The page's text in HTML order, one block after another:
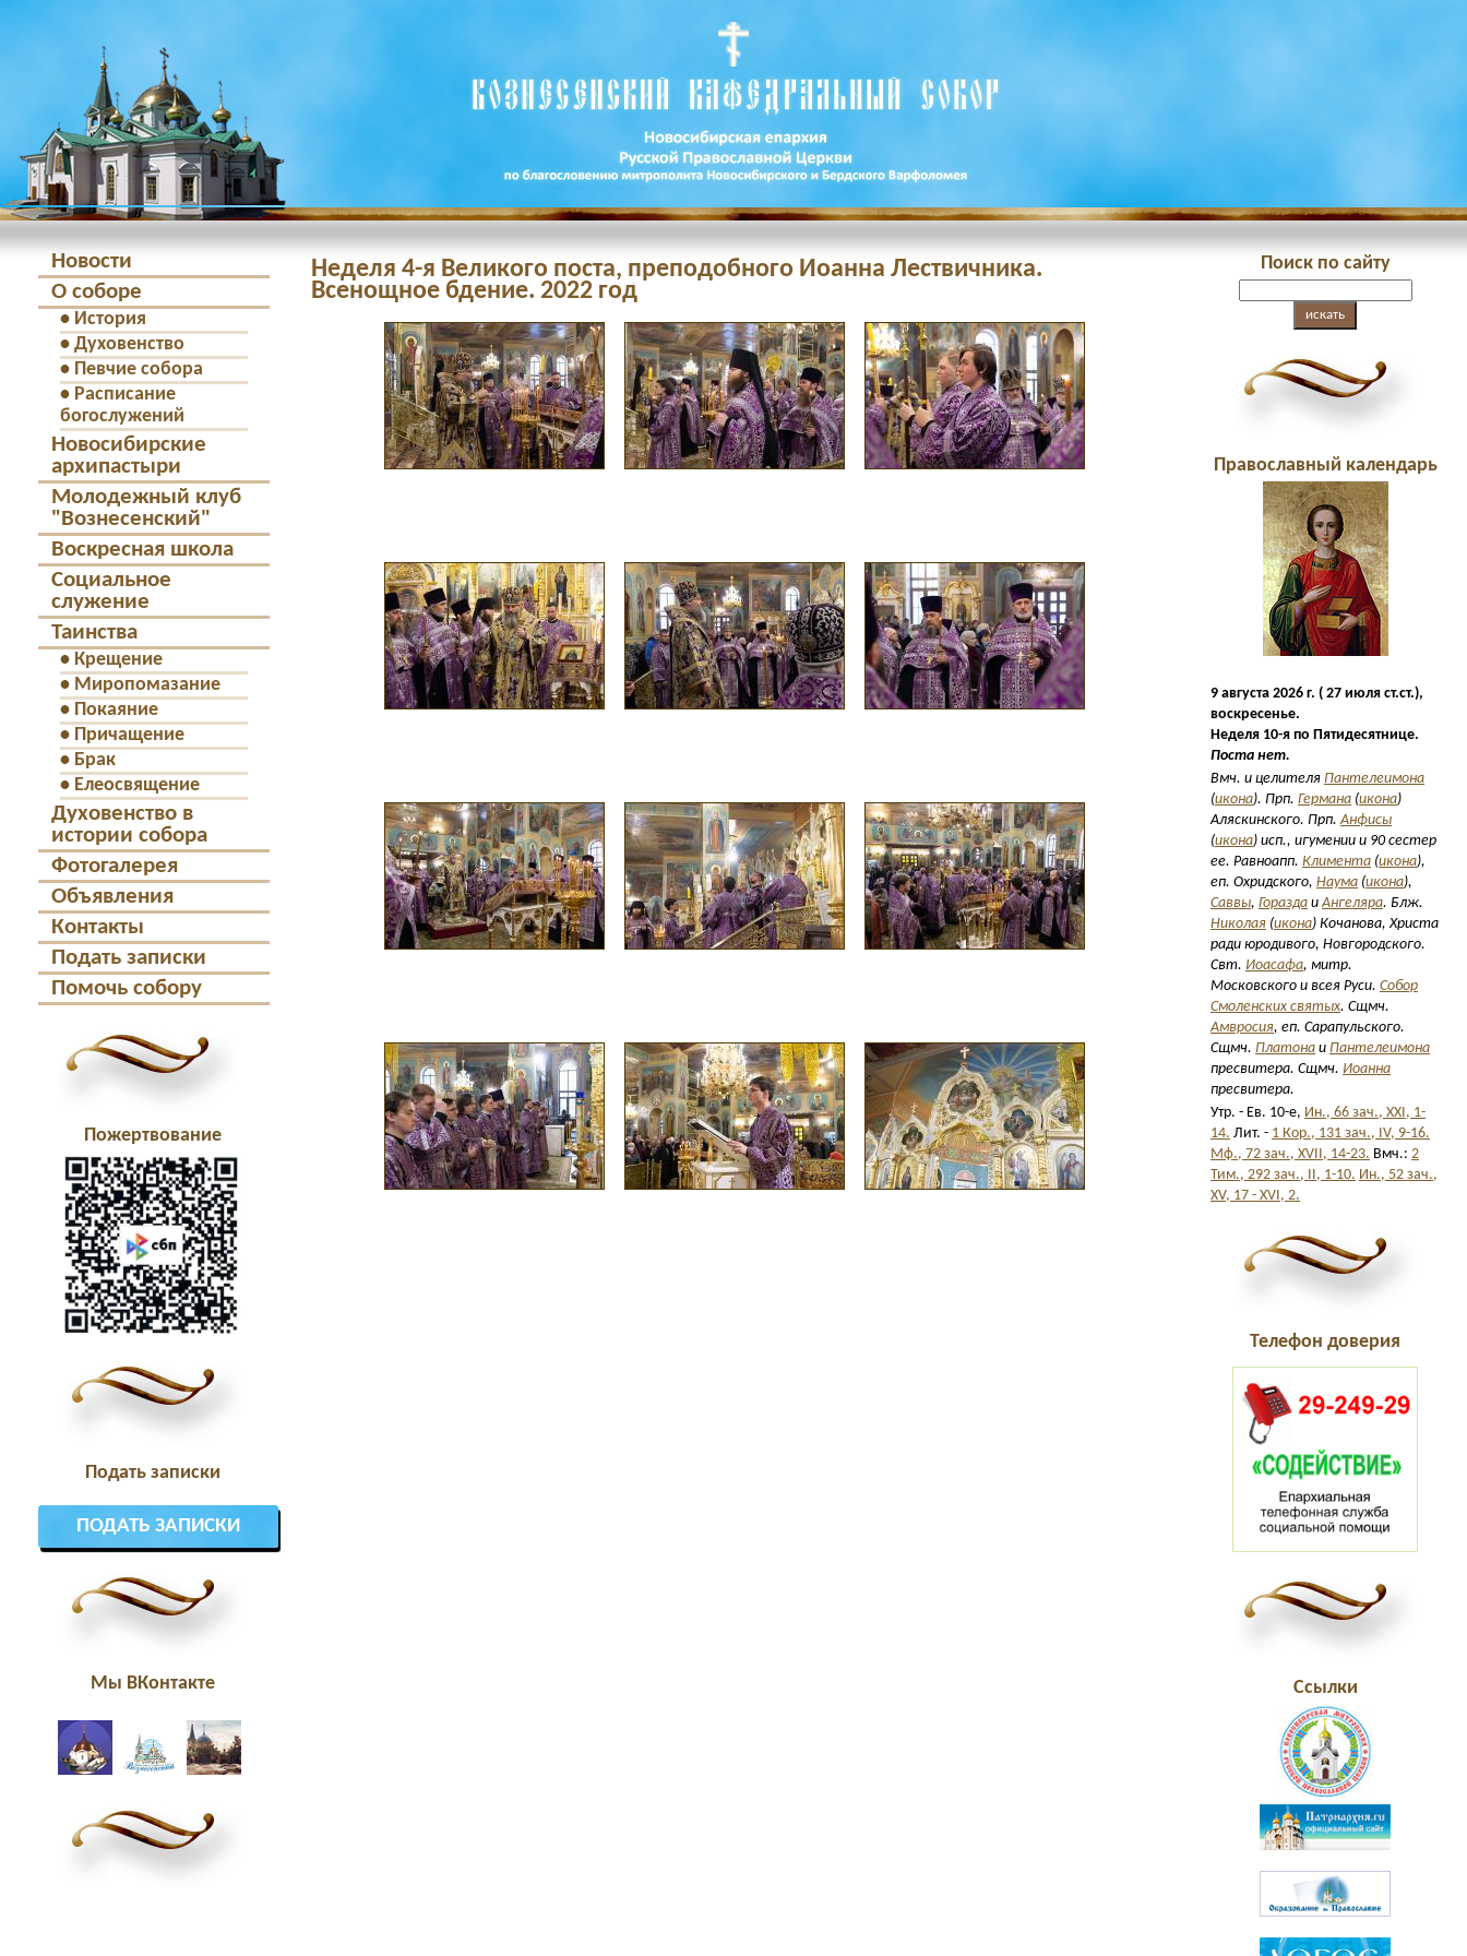
Неделя 4-я Великого поста, преподобного Иоанна Лествичника.
Всенощное бдение. 2022 год
Новости
О соборе
• История
• Духовенство
• Певчие собора
• Расписание
богослужений
Новосибирские
архипастыри
Молодежный клуб
"Вознесенский"
Воскресная школа
Социальное
служение
Таинства
• Крещение
• Миропомазание
• Покаяние
• Причащение
• Брак
• Елеосвящение
Духовенство в
истории собора
Фотогалерея
Объявления
Контакты
Подать записки
Помочь собору
Пожертвование
Подать записки
ПОДАТЬ ЗАПИСКИ
Мы ВКонтакте
Поиск по сайту
Православный календарь
9 августа 2026 г. ( 27 июля ст.ст.),
воскресенье.
Неделя 10-я по Пятидесятнице.
Поста нет.
Вмч. и целителя Пантелеимона
(икона). Прп. Германа (икона)
Аляскинского. Прп.Анфисы
(икона) исп., игумении и 90 сестер
ее. Равноапп. Климента (икона),
еп. Охридского, Наума (икона),
Саввы, Горазда иАнгеляра. Блж.
Николая (икона) Кочанова, Христа
ради юродивого, Новгородского.
Свт. Иоасафа, митр.
Московского и всея Руси. Собор
Смоленских святых. Сщмч.
Амвросия, еп. Сарапульского.
Сщмч. Платона и Пантелеимона
пресвитера. Сщмч. Иоанна
пресвитера.
Утр. - Ев. 10-е, Ин., 66 зач., XXI, 1-
14. Лит. - 1 Кор., 131 зач., IV, 9-16.
Мф., 72 зач., XVII, 14-23. Вмч.: 2
Тим., 292 зач., II, 1-10. Ин., 52 зач.,
XV, 17 - XVI, 2.
Телефон доверия
Ссылки